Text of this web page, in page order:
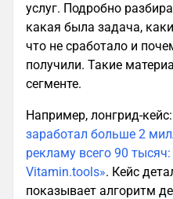
услуг. Подробно
какая была задача,
что не сработало и
получили. Такие
сегменте.
Например, лонгрид-кейс:
заработал больше 2
рекламу всего 90
Vitamin.tools». Кейс
показывает алгоритм